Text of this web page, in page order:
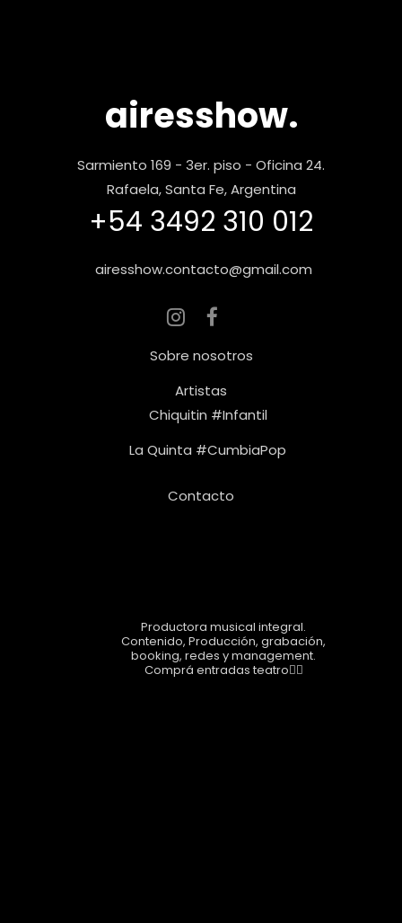
airesshow.
Sarmiento 169 - 3er. piso - Oficina 24.
Rafaela, Santa Fe, Argentina
+54 3492 310 012
airesshow.contacto@gmail.com
Sobre nosotros
Artistas
Chiquitin #Infantil
La Quinta #CumbiaPop
Contacto
Productora musical integral.
Contenido, Producción, grabación,
booking, redes y management.
Comprá entradas teatro👇🏼